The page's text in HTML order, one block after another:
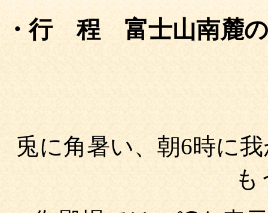
・行 程 富士山南麓
兎に角暑い、朝6時に
も